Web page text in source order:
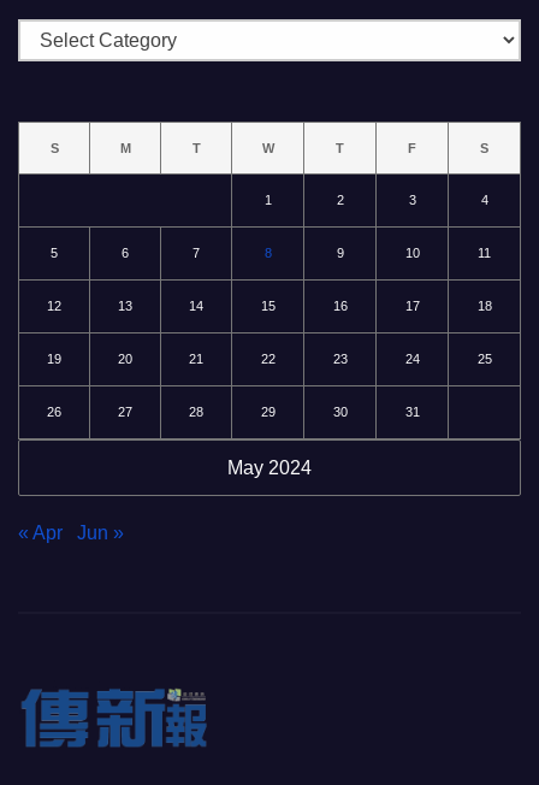
May 2024
S M T W T F S
1 2 3 4
5 6 7 8 9 10 11
12 13 14 15 16 17 18
19 20 21 22 23 24 25
26 27 28 29 30 31
« Apr Jun »